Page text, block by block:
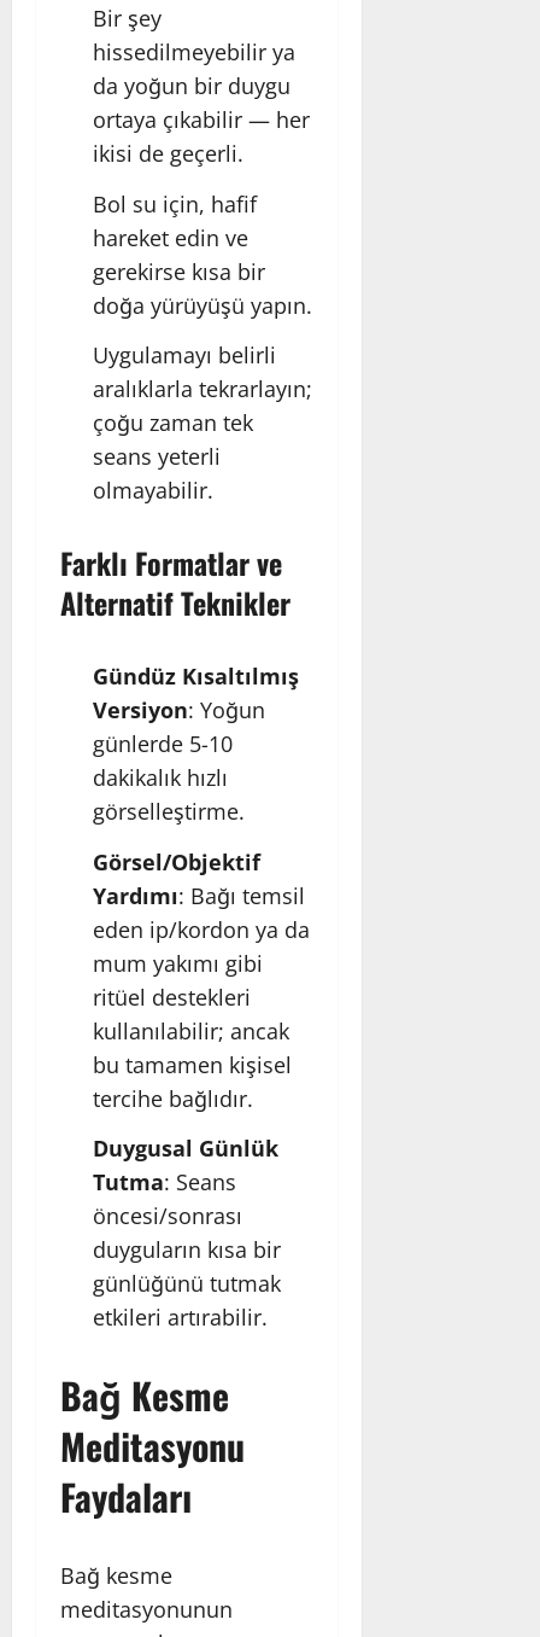
Bir şey
hissedilmeyebilir ya
da yoğun bir duygu
ortaya çıkabilir — her
ikisi de geçerli.
Bol su için, hafif
hareket edin ve
gerekirse kısa bir
doğa yürüyüşü yapın.
Uygulamayı belirli
aralıklarla tekrarlayın;
çoğu zaman tek
seans yeterli
olmayabilir.
Farklı Formatlar ve
Alternatif Teknikler
Gündüz Kısaltılmış
Versiyon: Yoğun
günlerde 5-10
dakikalık hızlı
görselleştirme.
Görsel/Objektif
Yardımı: Bağı temsil
eden ip/kordon ya da
mum yakımı gibi
ritüel destekleri
kullanılabilir; ancak
bu tamamen kişisel
tercihe bağlıdır.
Duygusal Günlük
Tutma: Seans
öncesi/sonrası
duyguların kısa bir
günlüğünü tutmak
etkileri artırabilir.
Bağ Kesme
Meditasyonu
Faydaları
Bağ kesme
meditasyonunun